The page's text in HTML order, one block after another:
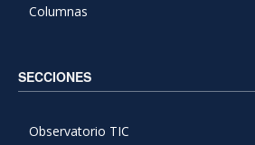
Columnas
SECCIONES
Observatorio TIC